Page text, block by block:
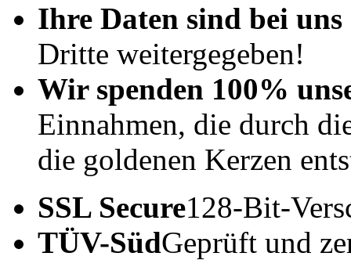
Ihre Daten sind bei uns
Dritte weitergegeben!
Wir spenden 100%
Einnahmen, die durch
die goldenen Kerzen
SSL Secure128-Bit-
TÜV-SüdGeprüft und